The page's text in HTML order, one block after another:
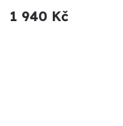
1 940 Kč